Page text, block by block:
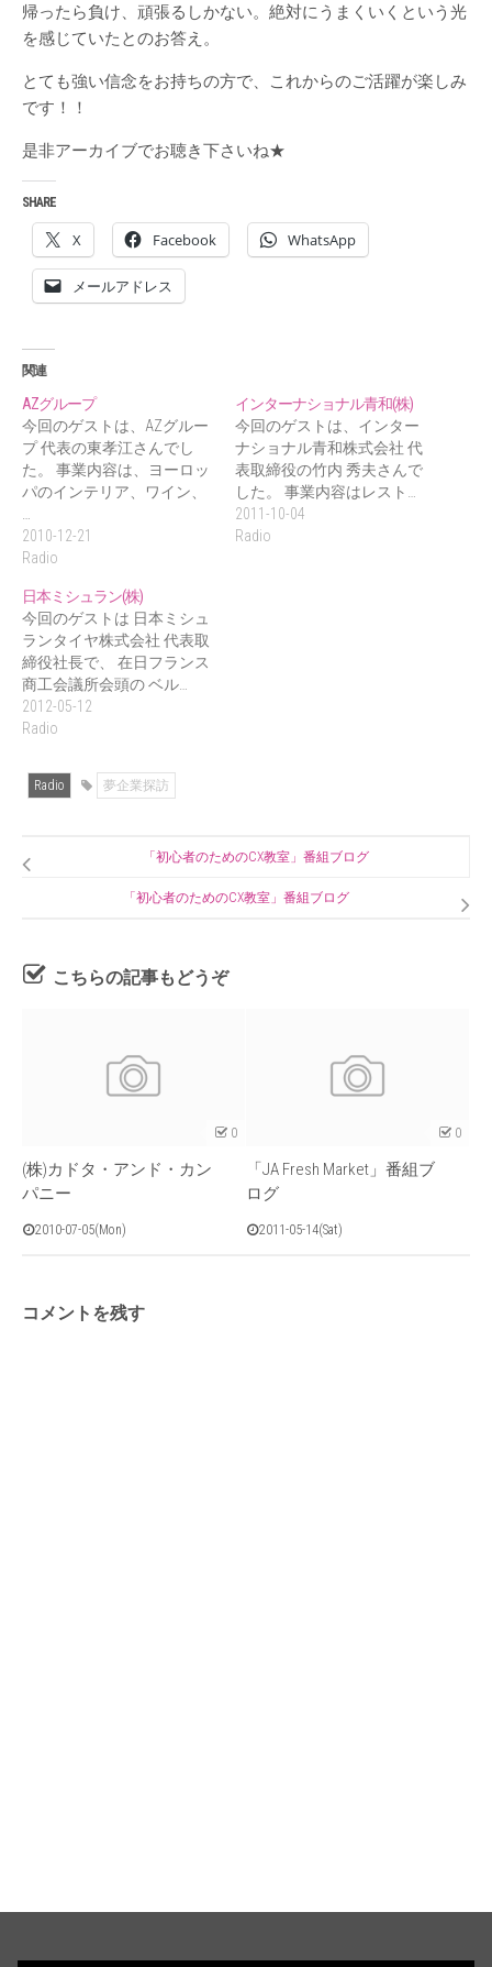
帰ったら負け、頑張るしかない。絶対にうまくいくという光
を感じていたとのお答え。
とても強い信念をお持ちの方で、これからのご活躍が楽しみ
です！！
是非アーカイブでお聴き下さいね★
SHARE
X Facebook WhatsApp
メールアドレス
関連
AZグループ
今回のゲストは、AZグルー
プ 代表の東孝江さんでし
た。 事業内容は、ヨーロッ
パのインテリア、ワイン、
2010-12-21
Radio
インターナショナル青和(株)
今回のゲストは、インター
ナショナル青和株式会社 代
表取締役の竹内 秀夫さんで
した。 事業内容はレスト…
2011-10-04
Radio
日本ミシュラン(株)
今回のゲストは 日本ミシュ
ランタイヤ株式会社 代表取
締役社長で、 在日フランス
商工会議所会頭の ベル…
2012-05-12
Radio
Radio 夢企業探訪
「初心者のためのCX教室」番組ブログ
「初心者のためのCX教室」番組ブログ
こちらの記事もどうぞ
0
(株)カドタ・アンド・カン
パニー
2010-07-05(Mon)
0
「JA Fresh Market」番組ブ
ログ
2011-05-14(Sat)
コメントを残す